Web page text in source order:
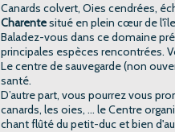
Canards colvert, Oies cendrées,
Charentesitué en plein cœur de
Baladez-vous dans ce domaine
principales espèces rencontrées.
Le centre de sauvegarde (non
santé.
D’autre part, vous pourrez vous
canards, les oies, … le Centre
chant flûté du petit-duc et bien